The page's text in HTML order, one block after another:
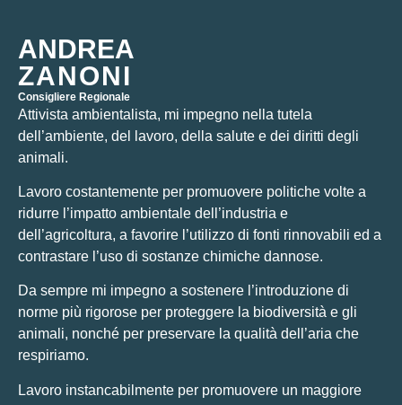
ANDREA
ZANONI
Consigliere Regionale
Attivista ambientalista, mi impegno nella tutela
dell’ambiente, del lavoro, della salute e dei diritti degli
animali.
Lavoro costantemente per promuovere politiche volte a
ridurre l’impatto ambientale dell’industria e
dell’agricoltura, a favorire l’utilizzo di fonti rinnovabili ed a
contrastare l’uso di sostanze chimiche dannose.
Da sempre mi impegno a sostenere l’introduzione di
norme più rigorose per proteggere la biodiversità e gli
animali, nonché per preservare la qualità dell’aria che
respiriamo.
Lavoro instancabilmente per promuovere un maggiore